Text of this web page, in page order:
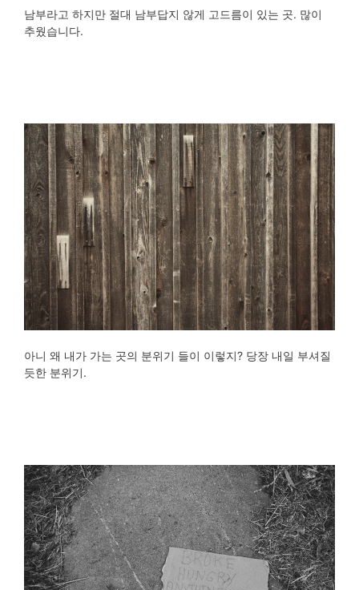
남부라고 하지만 절대 남부답지 않게 고드름이 있는 곳. 많이
추웠습니다.
아니 왜 내가 가는 곳의 분위기 들이 이렇지? 당장 내일 부셔질
듯한 분위기.